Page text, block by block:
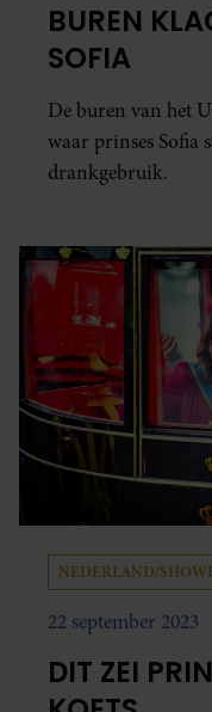
BUREN
SOFIA
De buren van het
waar prinses Sofia
drankgebruik.
NEDERLAND/
22 september 2023
DIT ZEI